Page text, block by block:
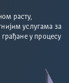
расту,
услугама за
у процесу